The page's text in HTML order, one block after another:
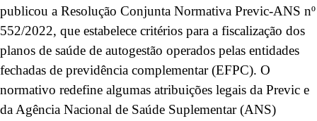
publicou a Resolução Conjunta Normativa Previc-ANS nº
552/2022, que estabelece critérios para a fiscalização dos
planos de saúde de autogestão operados pelas entidades
fechadas de previdência complementar (EFPC). O
normativo redefine algumas atribuições legais da Previc e
da Agência Nacional de Saúde Suplementar (ANS)